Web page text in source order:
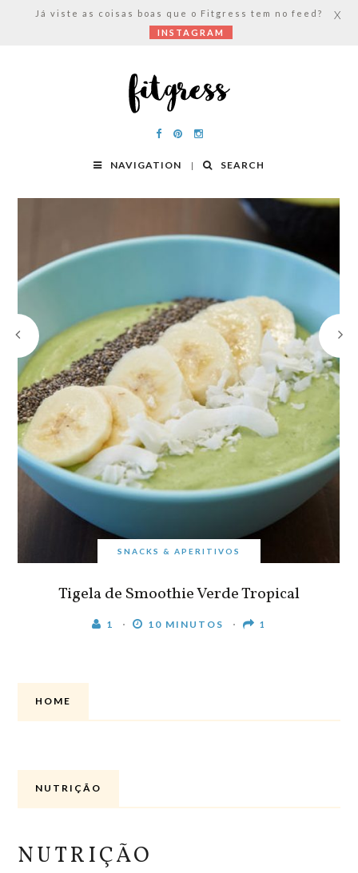
NAVIGATION SEARCH
SNACKS & APERITIVOS
Tigela de Smoothie Verde Tropical
1 10 MINUTOS 1
HOME
NUTRIÇÃO
NUTRIÇÃO
Já viste as coisas boas que o Fitgress tem no feed?
INSTAGRAM
X